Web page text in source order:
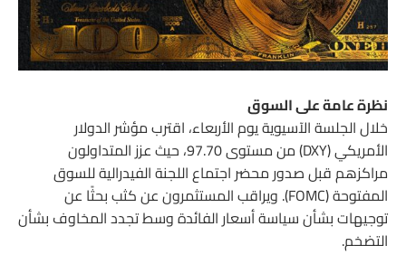
نظرة عامة على السوق
خلال الجلسة الآسيوية يوم الأربعاء، اقترب مؤشر الدولار
الأمريكي (DXY) من مستوى 97.70، حيث عزز المتداولون
مراكزهم قبل صدور محضر اجتماع اللجنة الفيدرالية للسوق
المفتوحة (FOMC). ويراقب المستثمرون عن كثب بحثًا عن
توجيهات بشأن سياسة أسعار الفائدة وسط تجدد المخاوف بشأن
التضخم.